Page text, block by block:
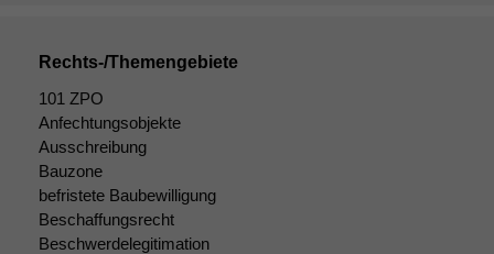
Rechts-/Themengebiete
101 ZPO
Anfechtungsobjekte
Ausschreibung
Bauzone
befristete Baubewilligung
Beschaffungsrecht
Beschwerdelegitimation